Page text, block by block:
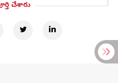
చేశారు